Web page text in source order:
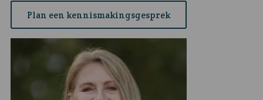
Plan een kennismakingsgesprek